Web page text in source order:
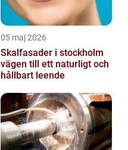
05 maj 2026
Skalfasader i stockholm
vägen till ett naturligt och
hållbart leende